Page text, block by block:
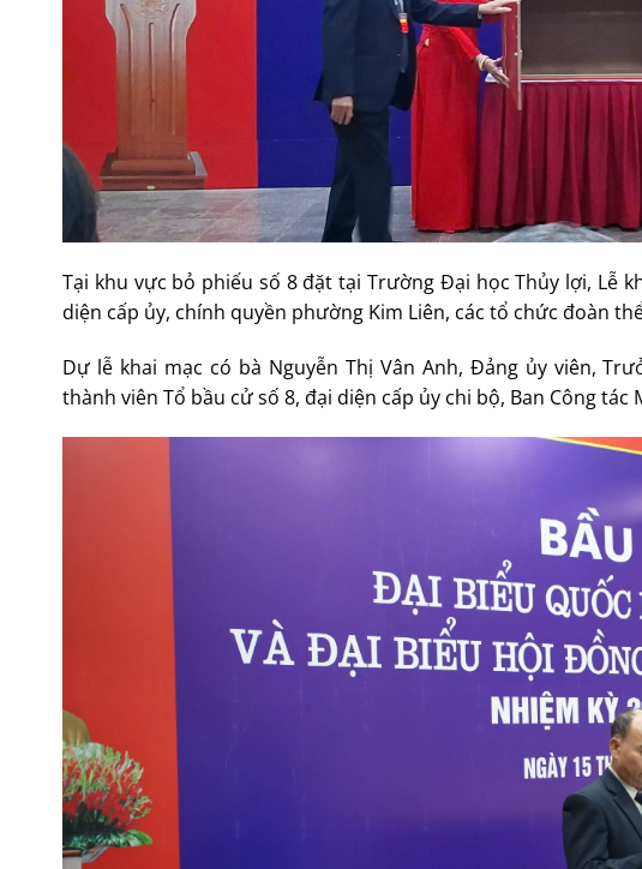
Tại khu vực bỏ phiếu số 8 đặt tại Trường Đại học Thủy lợi, Lễ
diện cấp ủy, chính quyền phường Kim Liên, các tổ chức đoàn
Dự lễ khai mạc có bà Nguyễn Thị Vân Anh, Đảng ủy viên,
thành viên Tổ bầu cử số 8, đại diện cấp ủy chi bộ, Ban Công